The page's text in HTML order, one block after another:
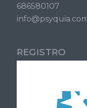
686580107
REGISTRO